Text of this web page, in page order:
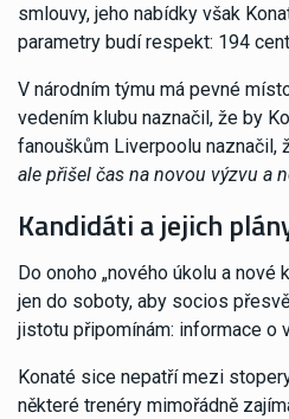
smlouvy, jeho nabídky však
parametry budí respekt: 194
V národním týmu má pevné
vedením klubu naznačil, že by
fanouškům Liverpoolu naznačil,
ale přišel čas na novou výzvu a
Kandidáti a jejich
Do onoho „nového úkolu a
jen do soboty, aby socios
jistotu připomínám: informace o
Konaté sice nepatří mezi
některé trenéry mimořádně